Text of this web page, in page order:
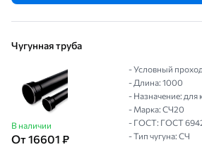
Чугунная труба
В наличии
От 16601 ₽
- Условный
- Длина: 1000
- Назначение: для
- Марка: СЧ20
- ГОСТ: ГОСТ
- Тип чугуна: СЧ